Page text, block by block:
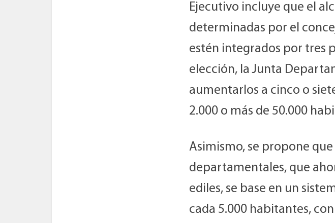
Ejecutivo incluye que el
determinadas por el
estén integrados por tres
elección, la Junta
aumentarlos a cinco o
2.000 o más de 50.000
Asimismo, se propone
departamentales, que
ediles, se base en un
cada 5.000 habitantes,